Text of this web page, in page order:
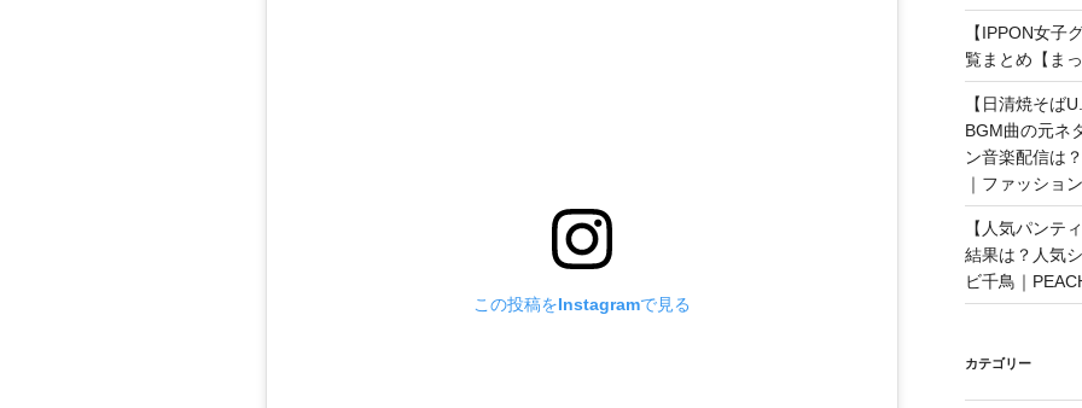
この投稿をInstagramで見る
【IPPON女子
覧まとめ【ま
【日清焼そば
BGM曲の元ネ
ン音楽配信は
｜ファッショ
【人気パンテ
結果は？人気
ビ千鳥｜
カテゴリー